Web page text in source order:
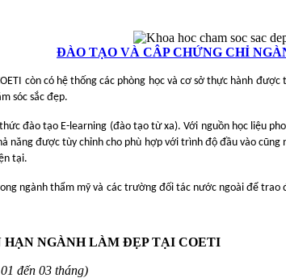
ĐÀO TẠO VÀ CÂP CHỨNG CHỈ
còn có hệ thống các phòng học và cơ sở thực hành
sóc sắc đẹp.
đào tạo E-learning (đào tạo từ xa). Với nguồn học liệu
năng được tùy chỉnh cho phù hợp với trình độ đầu vào
tại.
ngành thẩm mỹ và các trường đối tác nước ngoài để
HẠN NGÀNH LÀM ĐẸP TẠI COETI
đến 03 tháng)